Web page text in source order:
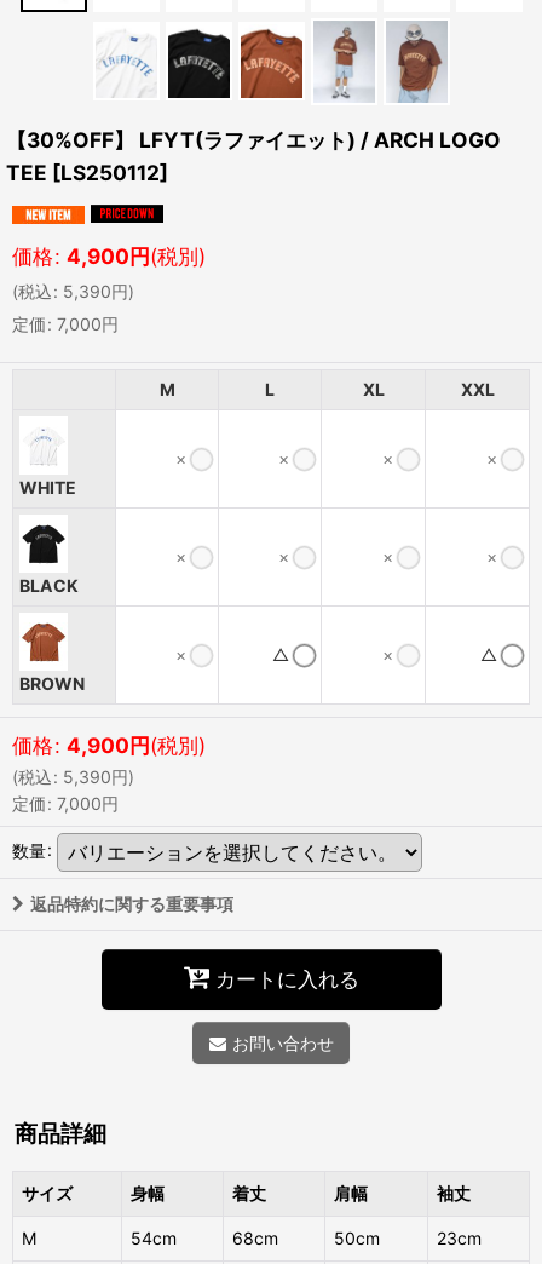
【30%OFF】 LFYT(ラファイエット) / ARCH LOGO
TEE [LS250112]
価格: 4,900円(税別)
(税込: 5,390円)
定価: 7,000円
M L XL XXL
WHITE
× × × ×
BLACK
× × × ×
BROWN
× △ × △
価格: 4,900円(税別)
(税込: 5,390円)
定価: 7,000円
数量:
返品特約に関する重要事項
カートに入れる
お問い合わせ
商品詳細
サイズ 身幅 着丈 肩幅 袖丈
M 54cm 68cm 50cm 23cm